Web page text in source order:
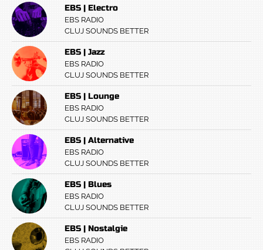
EBS | Electro
EBS RADIO
CLUJ SOUNDS BETTER
EBS | Jazz
EBS RADIO
CLUJ SOUNDS BETTER
EBS | Lounge
EBS RADIO
CLUJ SOUNDS BETTER
EBS | Alternative
EBS RADIO
CLUJ SOUNDS BETTER
EBS | Blues
EBS RADIO
CLUJ SOUNDS BETTER
EBS | Nostalgie
EBS RADIO